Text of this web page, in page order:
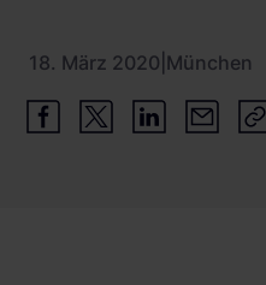
18. März 2020 München